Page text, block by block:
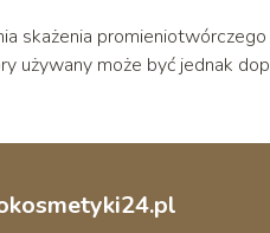
skażenia promieniotwórczego
używany może być jednak